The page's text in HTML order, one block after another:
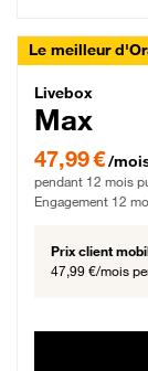
Le meilleur
Livebox
Livebox
Max
47,99 € par mois
47,99 €/
pendant 12 mois
Engagement 12
Prix client
47,99 €/mois